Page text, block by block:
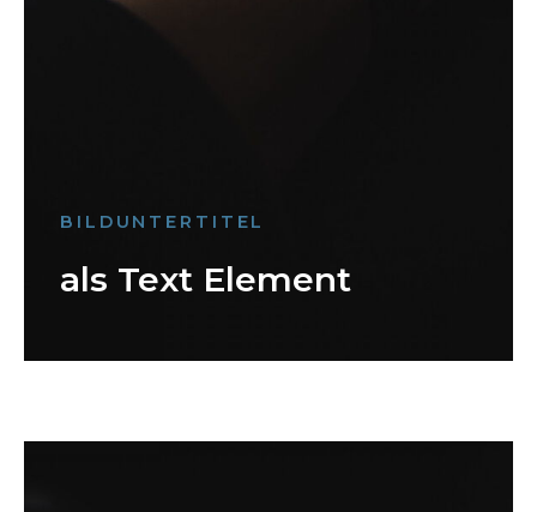
BILDUNTERTITEL
als Text Element